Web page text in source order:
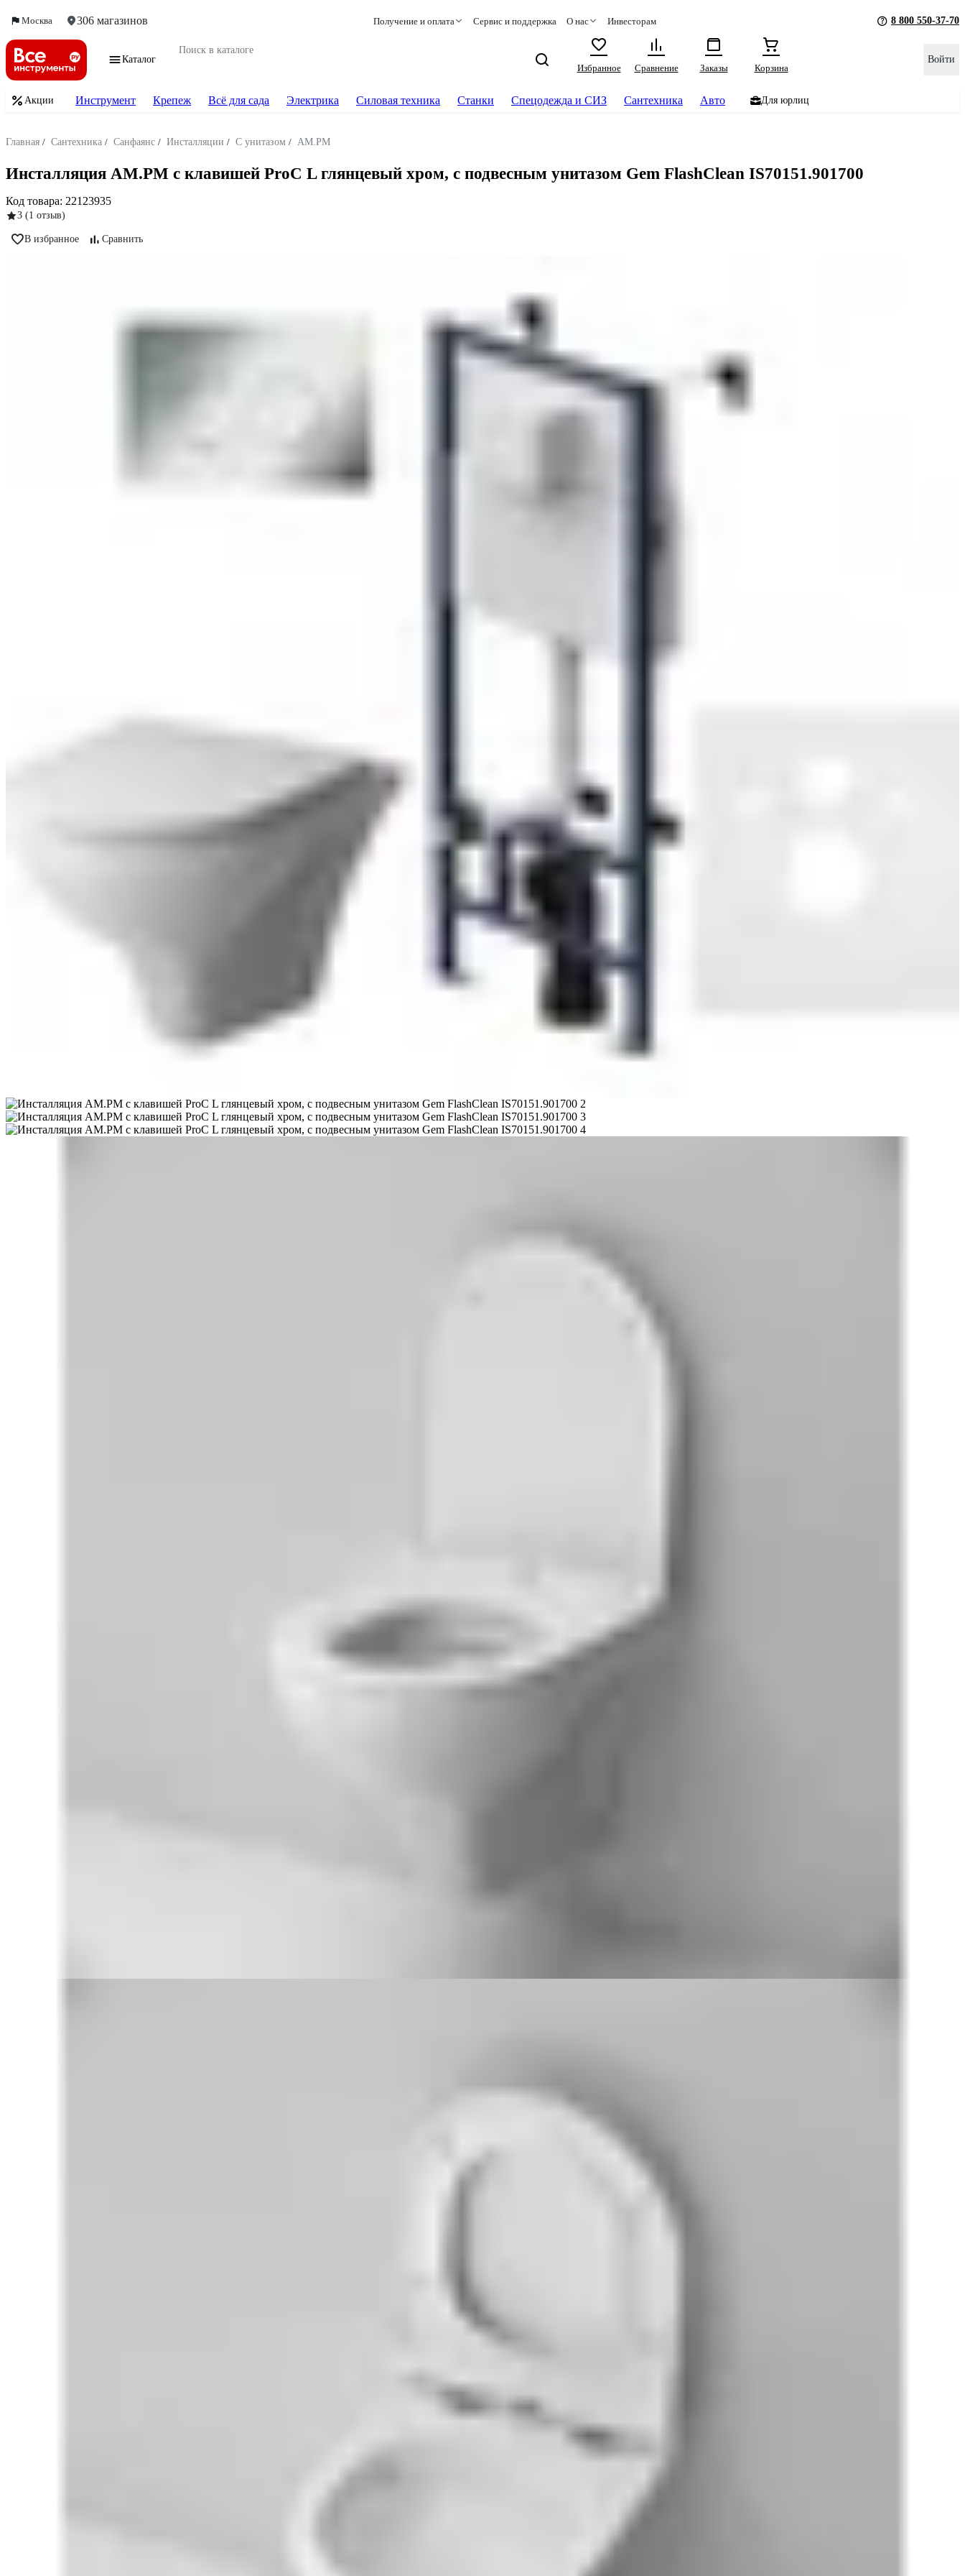
Москва 306 магазинов Получение и оплата Сервис и поддержка О нас Инвесторам 8 800 550-37-70
Каталог
Избранное
Сравнение Заказы Корзина
Войти
Акции Инструмент Крепеж Всё для сада Электрика Силовая техника Станки Спецодежда и СИЗ Сантехника Авто Для юрлиц
Главная / Сантехника / Санфаянс / Инсталляции / С унитазом / AM.PM
Инсталляция AM.PM с клавишей ProC L глянцевый хром, с подвесным унитазом Gem FlashClean IS70151.901700
Код товара: 22123935
3 (1 отзыв)
В избранное Сравнить